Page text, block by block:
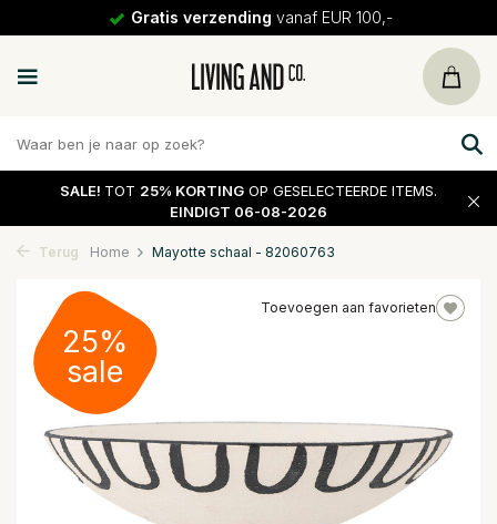
Gratis verzending vanaf EUR 100,-
SALE! TOT 25% KORTING OP GESELECTEERDE ITEMS.
EINDIGT 06-08-2026
Terug Home Mayotte schaal - 82060763
Toevoegen aan favorieten
25%
sale